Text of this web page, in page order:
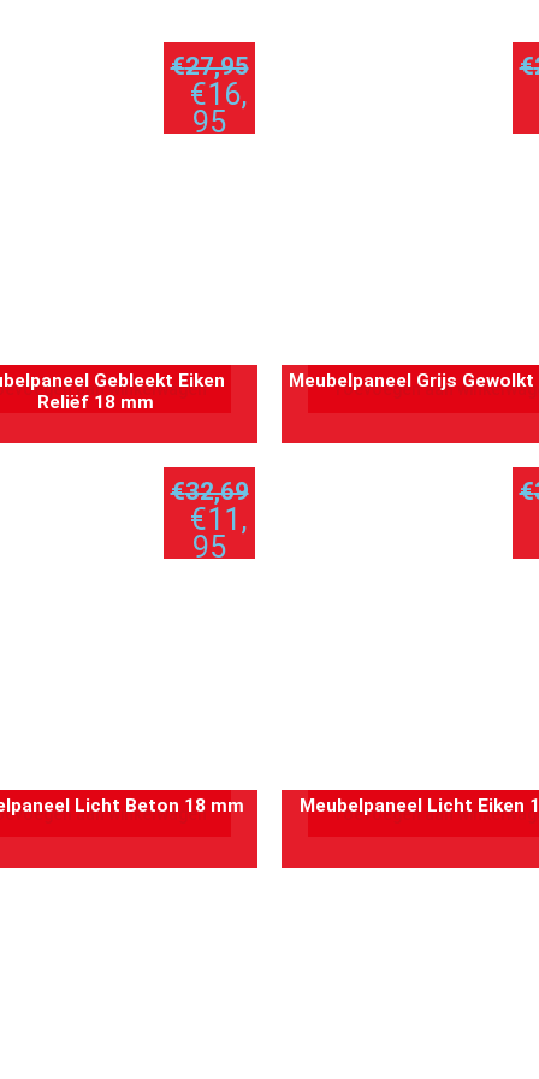
Gebleekt Eiken
Reliëf 18 mm
€27,95
€16,
95
aan winkelwagen Meubelpaneel Grijs
€
Toevoegen aan
Licht Beton 18 mm
€32,69
€11,
95
aan winkelwagen Meubelpaneel Licht Eiken
€
Toevoegen aan